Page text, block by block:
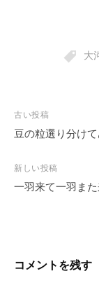
大
投
稿
ビ
ゲ
ン
古い投稿
豆の粒選り分け
新しい投稿
一羽来て一羽ま
コメントを残す